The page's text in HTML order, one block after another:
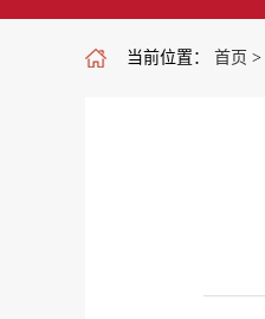
当前位置： 首页 >